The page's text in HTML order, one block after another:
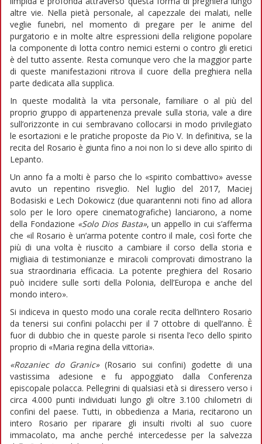
altre vie. Nella pietà personale, al capezzale dei malati, nelle
veglie funebri, nel momento di pregare per le anime del
purgatorio e in molte altre espressioni della religione popolare
la componente di lotta contro nemici esterni o contro gli eretici
è del tutto assente. Resta comunque vero che la maggior parte
di queste manifestazioni ritrova il cuore della preghiera nella
parte dedicata alla supplica.
In queste modalità la vita personale, familiare o al più del
proprio gruppo di appartenenza prevale sulla storia, vale a dire
sull’orizzonte in cui sembravano collocarsi in modo privilegiato
le esortazioni e le pratiche proposte da Pio V. In definitiva, se la
recita del Rosario è giunta fino a noi non lo si deve allo spirito di
Lepanto.
Un anno fa a molti è parso che lo «spirito combattivo» avesse
avuto un repentino risveglio. Nel luglio del 2017, Maciej
Bodasiski e Lech Dokowicz (due quarantenni noti fino ad allora
solo per le loro opere cinematografiche) lanciarono, a nome
della Fondazione «Solo Dios Basta», un appello in cui s’afferma
che «il Rosario è un’arma potente contro il male, così forte che
più di una volta è riuscito a cambiare il corso della storia e
migliaia di testimonianze e miracoli comprovati dimostrano la
sua straordinaria efficacia. La potente preghiera del Rosario
può incidere sulle sorti della Polonia, dell’Europa e anche del
mondo intero».
Si indiceva in questo modo una corale recita dell’intero Rosario
da tenersi sui confini polacchi per il 7 ottobre di quell’anno. È
fuor di dubbio che in queste parole si risenta l’eco dello spirito
proprio di «Maria regina della vittoria».
«Rozaniec do Granic»(Rosario sui confini) godette di una
vastissima adesione e fu appoggiato dalla Conferenza
episcopale polacca. Pellegrini di qualsiasi età si diressero verso i
circa 4.000 punti individuati lungo gli oltre 3.100 chilometri di
confini del paese. Tutti, in obbedienza a Maria, recitarono un
intero Rosario per riparare gli insulti rivolti al suo cuore
immacolato, ma anche perché intercedesse per la salvezza